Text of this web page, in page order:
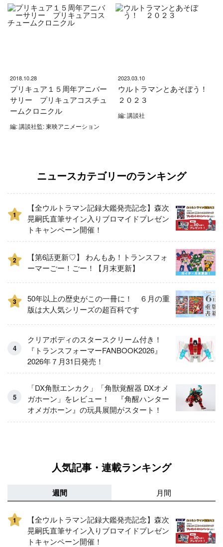
2018.10.28
プリキュア１５周年アニバー
サリー プリキュアコスチュ
ームクロニクル
編: 講談社監: 東映アニメーション
2023.03.10
ウルトラマンとあそぼう！
２０２３
編: 講談社
ニュースカテゴリーのランキング
1
【全ウルトラマン記録大鑑発売記念】森次
晃嗣氏直筆サイン入りブロマイドプレゼン
トキャンペーン開催！
2
【第6話更新♡】 わんもあ！トランスフォ
ーマーごー！ごー！【月末更新】
3
50年以上の歴史がこの一冊に！ ６月の重
版は大人気シリーズの超百科です
クリアボディのスタースクリーム付き！
『トランスフォーマーFANBOOK2026』
2026年７月31日発売！
「DX角獣エンカク」「角獣覚醒器 DXオメ
ガホーン」をレビュー！ 『角醒ハンター
オメガホーン』の玩具展開がスタート！
人気記事・連載ランキング
週間 月間
1
【全ウルトラマン記録大鑑発売記念】森次
晃嗣氏直筆サイン入りブロマイドプレゼン
トキャンペーン開催！